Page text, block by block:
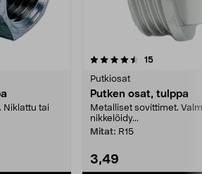
Niklattu tai
15arvostelut
Putkiosat
Putken osat, tulppa
Metalliset sovittimet.
nikkelöidy...
Mitat: R15
3,49
4.0 viidestä